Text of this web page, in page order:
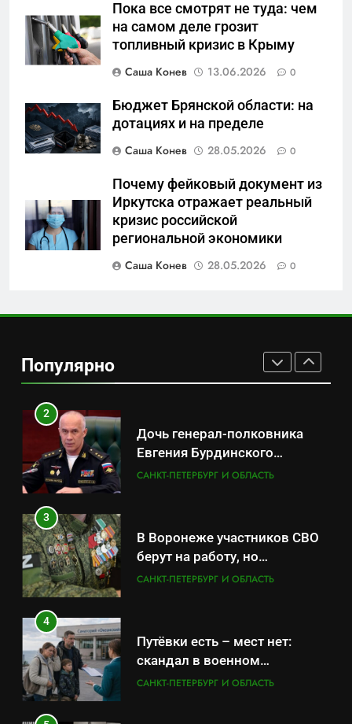
Пока все смотрят не туда: чем
на самом деле грозит
топливный кризис в Крыму
Саша Конев
13.06.2026 0
Бюджет Брянской области: на
дотациях и на пределе
Саша Конев
28.05.2026 0
Почему фейковый документ из
Иркутска отражает реальный
кризис российской
региональной экономики
Саша Конев
28.05.2026 0
Популярно
«500-тонный беспилотник»
или очередная показуха? Что
скрывает российский ВМФ
7
Перезагрузка в Удмуртии:
результат управленческих
провалов и уязвимости
региона
8
Зачистка неба: Силовой
передел авиаотрасли
САНКТ-ПЕТЕРБУРГ И ОБЛАСТЬ
данные о складах с военной
продукцией: предприятия
обратились в СК
САНКТ-ПЕТЕРБУРГ И ОБЛАСТЬ
2
Дочь генерал-полковника
Евгения Бурдинского
оказывает платные услуги по
САНКТ-ПЕТЕРБУРГ И ОБЛАСТЬ
3
В Воронеже участников СВО
берут на работу, но
удержаться удаётся не всем
САНКТ-ПЕТЕРБУРГ И ОБЛАСТЬ
4
Путёвки есть – мест нет:
скандал в военном
санатории Владивостока
САНКТ-ПЕТЕРБУРГ И ОБЛАСТЬ